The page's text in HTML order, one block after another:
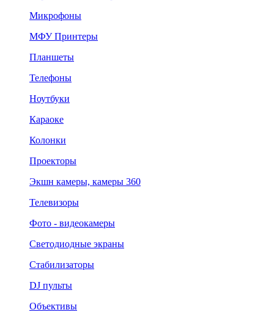
Микрофоны
МФУ Принтеры
Планшеты
Телефоны
Ноутбуки
Караоке
Колонки
Проекторы
Экшн камеры, камеры 360
Телевизоры
Фото - видеокамеры
Светодиодные экраны
Стабилизаторы
DJ пульты
Объективы